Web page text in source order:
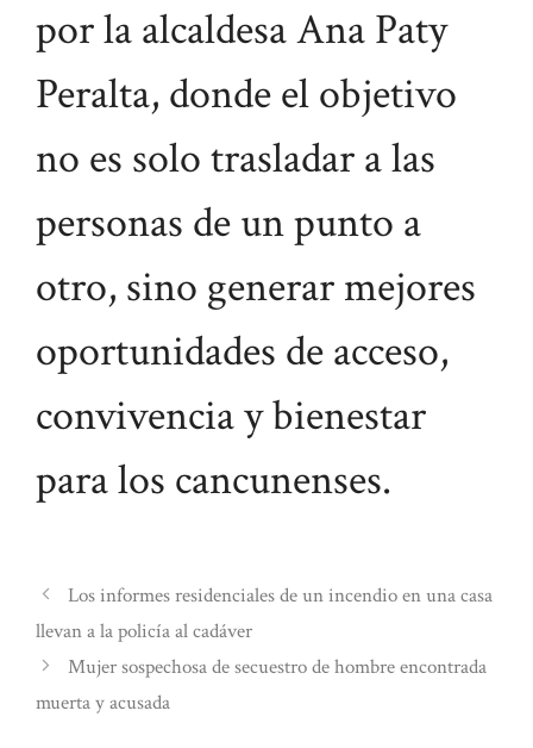
por la alcaldesa Ana Paty
Peralta, donde el objetivo
no es solo trasladar a las
personas de un punto a
otro, sino generar mejores
oportunidades de acceso,
convivencia y bienestar
para los cancunenses.
Los informes residenciales de un incendio en una casa
llevan a la policía al cadáver
Mujer sospechosa de secuestro de hombre encontrada
muerta y acusada